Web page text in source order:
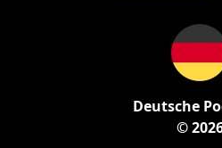
Deutsche
©